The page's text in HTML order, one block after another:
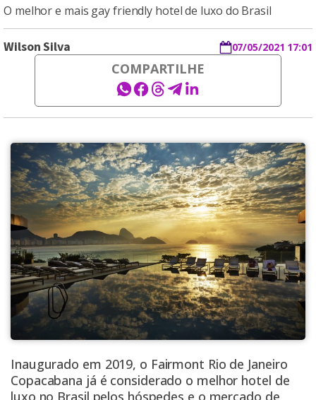
O melhor e mais gay friendly hotel de luxo do Brasil
Wilson Silva 07/05/2021 17:01
COMPARTILHE
Inaugurado em 2019, o Fairmont Rio de Janeiro
Copacabana já é considerado o melhor hotel de